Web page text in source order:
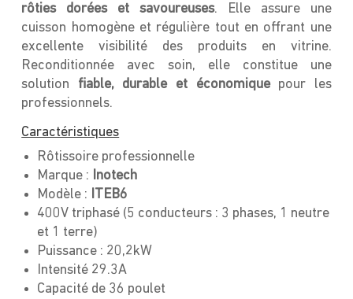
rôties dorées et savoureuses. Elle assure une
cuisson homogène et régulière tout en offrant une
excellente visibilité des produits en vitrine.
Reconditionnée avec soin, elle constitue une
solution fiable, durable et économiquepour les
professionnels.
Caractéristiques
Rôtissoire professionnelle
Marque : Inotech
Modèle : ITEB6
400V triphasé (5 conducteurs : 3 phases, 1 neutre
et 1 terre)
Puissance : 20,2kW
Intensité 29.3A
Capacité de 36 poulet